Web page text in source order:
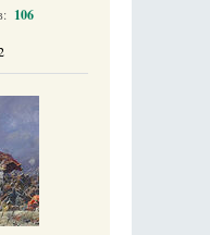
106